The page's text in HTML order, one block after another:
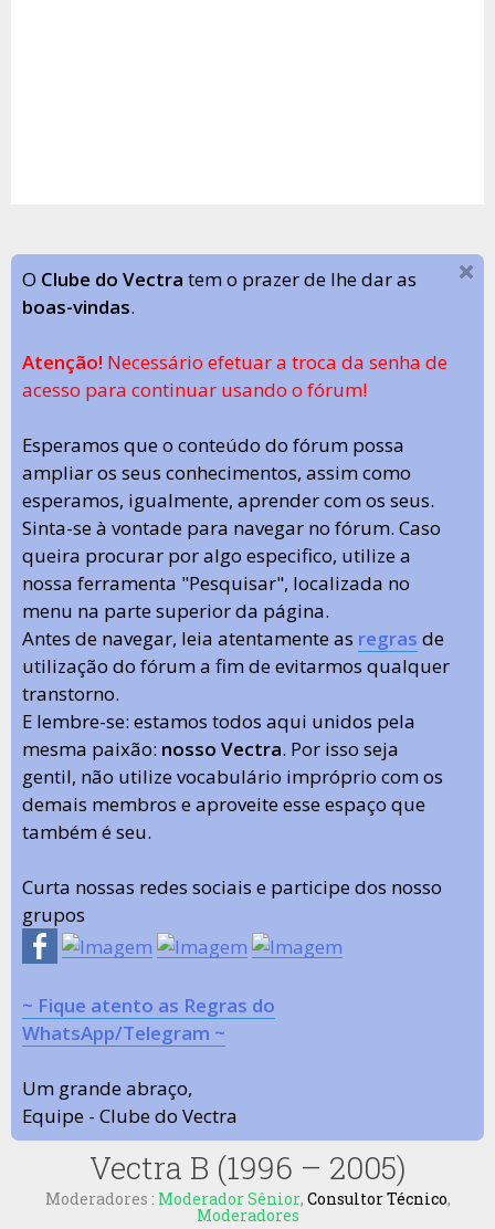
O Clube do Vectra tem o prazer de lhe dar as
boas-vindas.
Atenção! Necessário efetuar a troca da senha de
acesso para continuar usando o fórum!
Esperamos que o conteúdo do fórum possa
ampliar os seus conhecimentos, assim como
esperamos, igualmente, aprender com os seus.
Sinta-se à vontade para navegar no fórum. Caso
queira procurar por algo especifico, utilize a
nossa ferramenta "Pesquisar", localizada no
menu na parte superior da página.
Antes de navegar, leia atentamente as regras de
utilização do fórum a fim de evitarmos qualquer
transtorno.
E lembre-se: estamos todos aqui unidos pela
mesma paixão: nosso Vectra. Por isso seja
gentil, não utilize vocabulário impróprio com os
demais membros e aproveite esse espaço que
também é seu.
Curta nossas redes sociais e participe dos nosso
grupos
~ Fique atento as Regras do
WhatsApp/Telegram ~
Um grande abraço,
Equipe - Clube do Vectra
Vectra B (1996 – 2005)
Moderadores : Moderador Sênior, Consultor Técnico,
Moderadores